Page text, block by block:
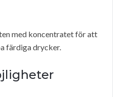
med koncentratet för att
färdiga drycker.